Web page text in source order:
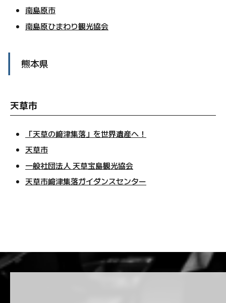
南島原市
南島原ひまわり観光協会
熊本県
天草市
「天草の﨑津集落」を世界遺産へ！
天草市
一般社団法人 天草宝島観光協会
天草市﨑津集落ガイダンスセンター